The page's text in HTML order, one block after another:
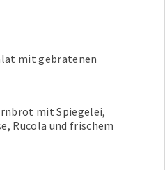
mit gebratenen
mit Spiegelei,
Rucola und frischem